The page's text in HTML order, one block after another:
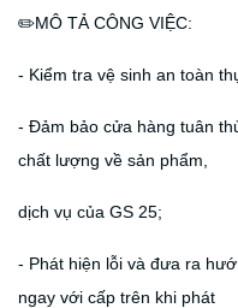
✏️MÔ TẢ CÔNG VIỆC:
- Kiểm tra vệ sinh an toàn
- Đảm bảo cửa hàng tuân
chất lượng về sản phẩm,
dịch vụ của GS 25;
- Phát hiện lỗi và đưa ra
ngay với cấp trên khi phát